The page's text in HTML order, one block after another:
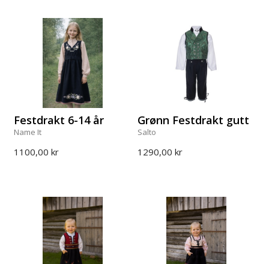
Festdrakt 6-14 år
Name It
1100,00 kr
Grønn Festdrakt gutt
Salto
1290,00 kr